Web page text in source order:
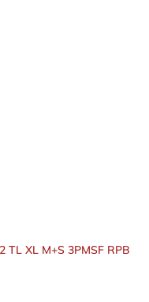
TL XL M+S 3PMSF RPB